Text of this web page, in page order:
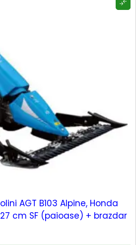
AGT B103 Alpine, Honda
cm SF (paioase) + brazdar